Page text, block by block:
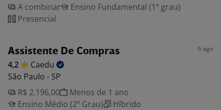
A combinar
Ensino Fundamental (1º grau)
Presencial
Assistente De Compras 6 ago
4,2
Caedu
São Paulo - SP
R$ 2.196,00
Menos de 1 ano
Ensino Médio (2º Grau)
Híbrido